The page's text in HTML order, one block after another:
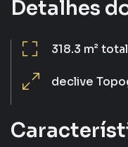
Detalhes
318.3 m²total
declive